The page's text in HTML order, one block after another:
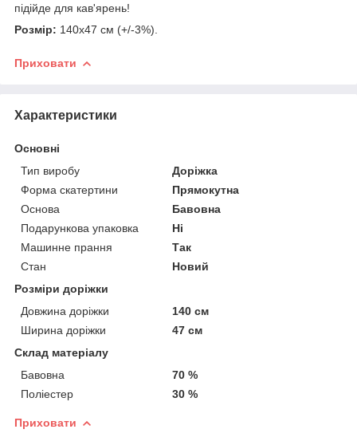
підійде для кав'ярень!
Розмір: 140х47 см (+/-3%).
Приховати
Характеристики
Основні
Тип виробу
Доріжка
Форма скатертини
Прямокутна
Основа
Бавовна
Подарункова упаковка
Ні
Машинне прання
Так
Стан
Новий
Розміри доріжки
Довжина доріжки
140 см
Ширина доріжки
47 см
Склад матеріалу
Бавовна
70 %
Поліестер
30 %
Приховати